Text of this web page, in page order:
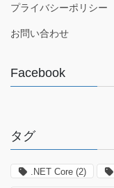
プライバシーポリシー
お問い合わせ
Facebook
タグ
.NET Core (2)